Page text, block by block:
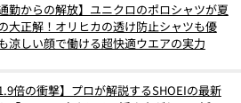
勤からの解放】ユニクロのポロシャツが夏
大正解！オリヒカの透け防止シャツも優
涼しい顔で働ける超快適ウエアの実力
倍の衝撃】プロが解説するSHOEIの最新